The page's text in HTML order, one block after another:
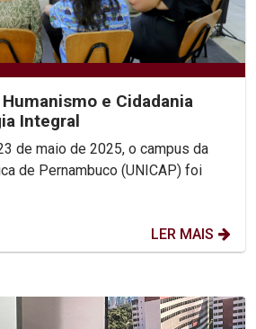
e Cidadania
Integral
de maio de 2025, o campus da
de Pernambuco (UNICAP) foi
LER MAIS